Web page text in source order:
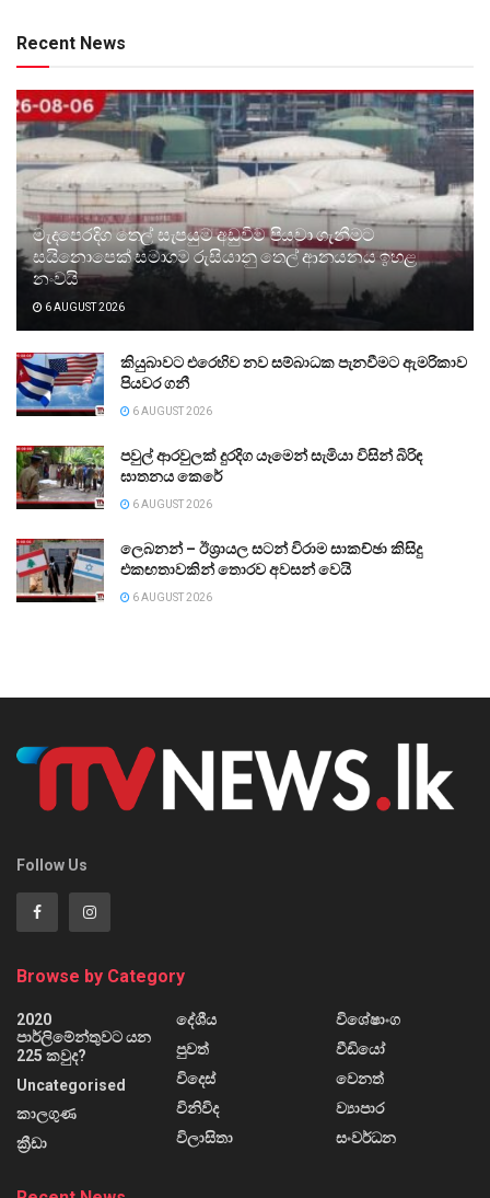
Recent News
මැදපෙරදිග තෙල් සැපයුම අඩුවීම පියවා ගැනීමට
සයිනොපෙක් සමාගම රුසියානු තෙල් ආනයනය ඉහළ
නංවයි
6 AUGUST 2026
කියුබාවට එරෙහිව නව සම්බාධක පැනවීමට ඇමරිකාව
පියවර ගනී
6 AUGUST 2026
පවුල් ආරවුලක් දුරදිග යෑමෙන් සැමියා විසින් බිරිඳ
ඝාතනය කෙරේ
6 AUGUST 2026
ලෙබනන් – ඊශ්‍රායල සටන් විරාම සාකච්ඡා කිසිදු
එකඟතාවකින් තොරව අවසන් වෙයි
6 AUGUST 2026
Follow Us
Browse by Category
2020
පාර්ලිමේන්තුවට යන
225 කවුද?
Uncategorised
කාලගුණ
ක්‍රීඩා
දේශීය
පුවත්
විදෙස්
විනිවිද
විලාසිතා
විශේෂාංග
වීඩියෝ
වෙනත්
ව්‍යාපාර
සංවර්ධන